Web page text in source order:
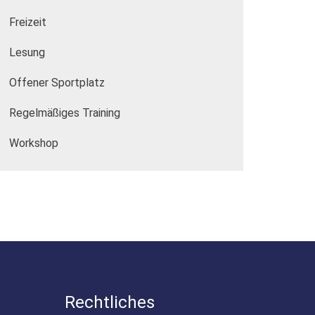
Freizeit
Lesung
Offener Sportplatz
Regelmäßiges Training
Workshop
Rechtliches